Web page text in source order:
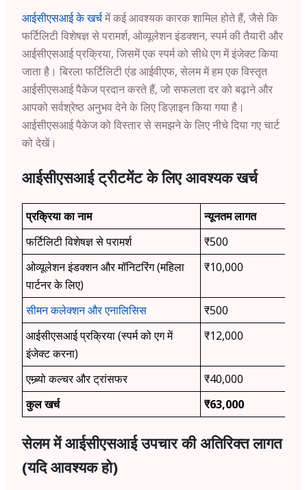
आईसीएसआई के खर्चमें कई आवश्यक कारक शामिल होते हैं, जैसे कि
फर्टिलिटी विशेषज्ञ से परामर्श, ओव्यूलेशन इंडक्शन, स्पर्म की तैयारी और
आईसीएसआई प्रक्रिया, जिसमें एक स्पर्म को सीधे एग में इंजेक्ट किया
जाता है। बिरला फर्टिलिटी एंड आईवीएफ, सेलम में हम एक विस्तृत
आईसीएसआई पैकेज प्रदान करते हैं, जो सफलता दर को बढ़ाने और
आपको सर्वश्रेष्ठ अनुभव देने के लिए डिज़ाइन किया गया है।
आईसीएसआई पैकेज को विस्तार से समझने के लिए नीचे दिया गए चार्ट
को देखें।
आईसीएसआई ट्रीटमेंट के लिए आवश्यक खर्च
प्रक्रिया का नाम
न्यूनतम लागत
फर्टिलिटी विशेषज्ञ से परामर्श
₹500
ओव्यूलेशन इंडक्शन और मॉनिटरिंग (महिला
पार्टनर के लिए)
₹10,000
सीमन कलेक्शन और एनालिसिस
₹500
आईसीएसआई प्रक्रिया (स्पर्म को एग में
इंजेक्ट करना)
₹12,000
एम्ब्र्यो कल्चर और ट्रांसफर
₹40,000
कुल खर्च
₹63,000
सेलम में आईसीएसआई उपचार की अतिरिक्त लागत
(यदि आवश्यक हो)